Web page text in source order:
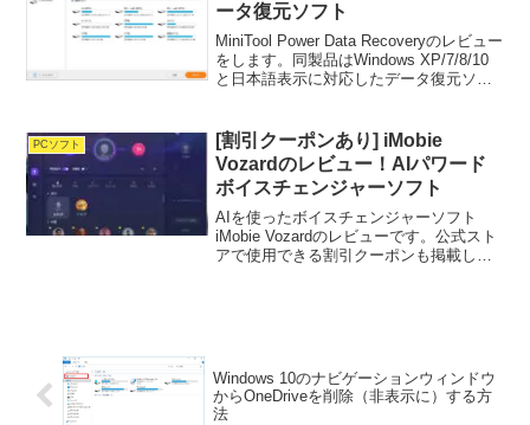
ータ復元ソフト
MiniTool Power Data Recoveryのレビュー
をします。同製品はWindows XP/7/8/10
と日本語表示に対応したデータ復元ソフ
ら消してしまっ...
PCソフト
[割引クーポンあり] iMobie
Vozardのレビュー！AIパワード
ボイスチェンジャーソフト
AIを使ったボイスチェンジャーソフト
iMobie Vozardのレビューです。公式スト
アで使用できる割引クーポンも掲載して
Windows 10のナビゲーションウィンドウ
からOneDriveを削除（非表示に）する方
法